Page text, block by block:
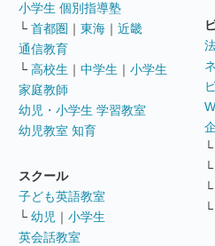
小学生 個別指導塾
└ 首都圏 ｜ 東海 ｜ 近畿
通信教育
└ 高校生 ｜ 中学生 ｜ 小学生
家庭教師
幼児・小学生 学習教室
幼児教室 知育
スクール
子ども英語教室
└ 幼児 ｜ 小学生
英会話教室
└
└
└
└